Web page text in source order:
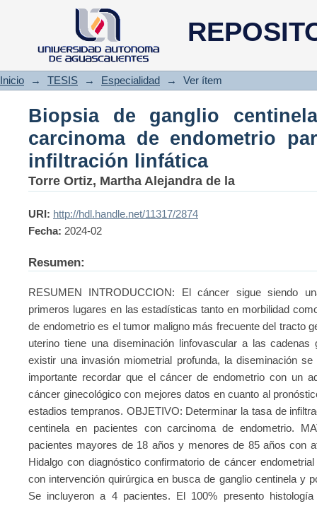
Biopsia de ganglio centinela
para determinación de
Inicio → TESIS → Especialidad → Ver ítem
Biopsia de ganglio
carcinoma de endometrio
infiltración linfática
Torre Ortiz, Martha Alejandra de la
URI: http://hdl.handle.net/11317/2874
Fecha: 2024-02
Resumen:
RESUMEN INTRODUCCION: El cáncer sigue siendo
primeros lugares en las estadísticas tanto en morbilidad
de endometrio es el tumor maligno más frecuente del tracto
uterino tiene una diseminación linfovascular a las
existir una invasión miometrial profunda, la diseminación
importante recordar que el cáncer de endometrio con un
cáncer ginecológico con mejores datos en cuanto al
estadios tempranos. OBJETIVO: Determinar la tasa de
centinela en pacientes con carcinoma de endometrio.
pacientes mayores de 18 años y menores de 85 años con
Hidalgo con diagnóstico confirmatorio de cáncer
con intervención quirúrgica en busca de ganglio centinela y
Se incluyeron a 4 pacientes. El 100% presento